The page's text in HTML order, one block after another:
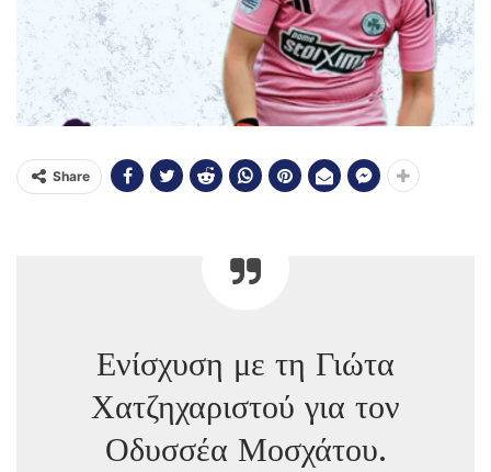
Share
Ενίσχυση με τη Γιώτα
Χατζηχαριστού για τον
Οδυσσέα Μοσχάτου.